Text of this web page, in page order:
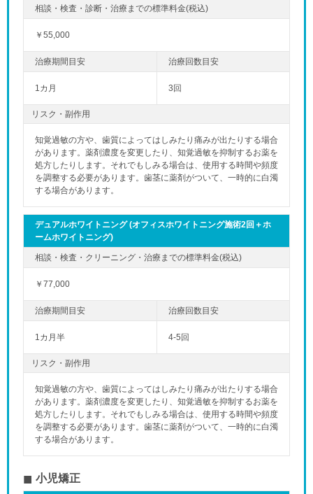
￥55,000
1カ月 3回
リスク・副作用
知覚過敏の方や、歯質によってはしみたり痛みが出たりする場合
があります。薬剤濃度を変更したり、知覚過敏を抑制するお薬を
処方したりします。それでもしみる場合は、使用する時間や頻度
を調整する必要があります。歯茎に薬剤がついて、一時的に白濁
する場合があります。
デュアルホワイトニング (オフィスホワイトニング施術2回＋ホ
ームホワイトニング)
￥77,000
1カ月半 4-5回
リスク・副作用
知覚過敏の方や、歯質によってはしみたり痛みが出たりする場合
があります。薬剤濃度を変更したり、知覚過敏を抑制するお薬を
処方したりします。それでもしみる場合は、使用する時間や頻度
を調整する必要があります。歯茎に薬剤がついて、一時的に白濁
する場合があります。
小児矯正